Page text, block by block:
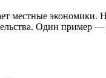
местные экономики.
Один пример —